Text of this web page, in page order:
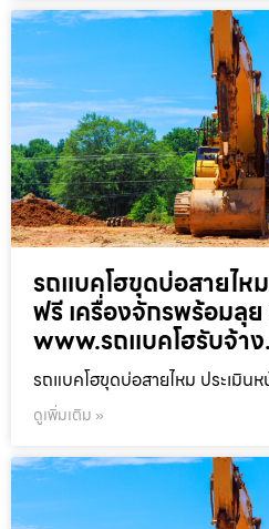
รถแบคโฮขุดบ่อสายไห
ฟรี เครื่องจักรพร้อมลุ
www.รถแบคโฮรับจ้า
รถแบคโฮขุดบ่อสายไหม ประเมินห
ดูเพิ่มเติม »